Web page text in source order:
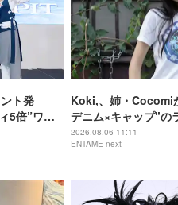
ト発
5倍”ワン
表
Koki,、姉・Cocomi
デニム×キャップ"の
公開
2026.08.06 11:11
ENTAME next